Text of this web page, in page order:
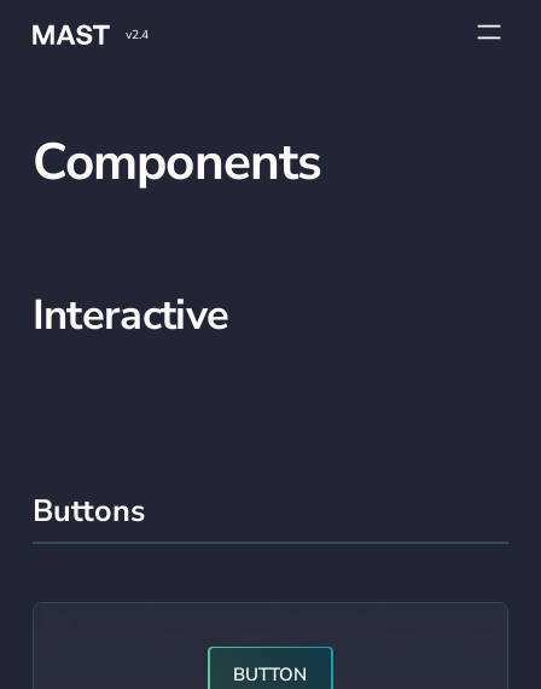
v2.4
Components
Interactive
Buttons
BUTTON